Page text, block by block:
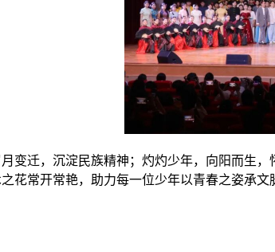
变迁，沉淀民族精神；灼灼少年，向阳而生
花常开常艳，助力每一位少年以青春之姿承文